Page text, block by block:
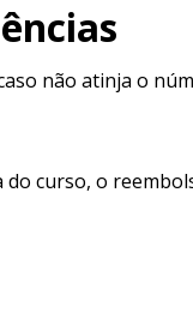
não atinja o
do curso, o